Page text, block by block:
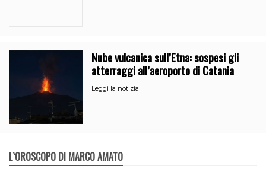
Nube vulcanica sull’Etna: sospesi gli
atterraggi all’aeroporto di Catania
Leggi la notizia
L`OROSCOPO DI MARCO AMATO